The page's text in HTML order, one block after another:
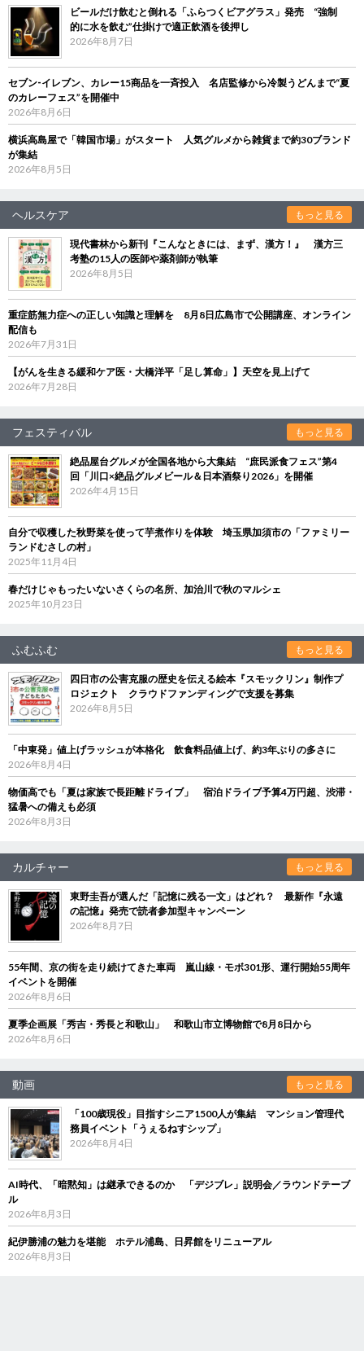
ビールだけ飲むと倒れる「ふらつくビアグラス」発売 “強制
的に水を飲む”仕掛けで適正飲酒を後押し
2026年8月7日
セブン‐イレブン、カレー15商品を一斉投入 名店監修から冷製うどんまで“夏
のカレーフェス”を開催中
2026年8月6日
横浜高島屋で「韓国市場」がスタート 人気グルメから雑貨まで約30ブランド
が集結
2026年8月5日
ヘルスケア もっと見る
現代書林から新刊『こんなときには、まず、漢方！』 漢方三
考塾の15人の医師や薬剤師が執筆
2026年8月5日
重症筋無力症への正しい知識と理解を 8月8日広島市で公開講座、オンライン
配信も
2026年7月31日
【がんを生きる緩和ケア医・大橋洋平「足し算命」】天空を見上げて
2026年7月28日
フェスティバル もっと見る
絶品屋台グルメが全国各地から大集結 “庶民派食フェス”第4
回「川口×絶品グルメビール＆日本酒祭り2026」を開催
2026年4月15日
自分で収穫した秋野菜を使って芋煮作りを体験 埼玉県加須市の「ファミリー
ランドむさしの村」
2025年11月4日
春だけじゃもったいないさくらの名所、加治川で秋のマルシェ
2025年10月23日
ふむふむ もっと見る
四日市の公害克服の歴史を伝える絵本『スモックリン』制作プ
ロジェクト クラウドファンディングで支援を募集
2026年8月5日
「中東発」値上げラッシュが本格化 飲食料品値上げ、約3年ぶりの多さに
2026年8月4日
物価高でも「夏は家族で長距離ドライブ」 宿泊ドライブ予算4万円超、渋滞・
猛暑への備えも必須
2026年8月3日
カルチャー もっと見る
東野圭吾が選んだ「記憶に残る一文」はどれ？ 最新作『永遠
の記憶』発売で読者参加型キャンペーン
2026年8月7日
55年間、京の街を走り続けてきた車両 嵐山線・モボ301形、運行開始55周年
イベントを開催
2026年8月6日
夏季企画展「秀吉・秀長と和歌山」 和歌山市立博物館で8月8日から
2026年8月6日
動画 もっと見る
「100歳現役」目指すシニア1500人が集結 マンション管理代
務員イベント「うぇるねすシップ」
2026年8月4日
AI時代、「暗黙知」は継承できるのか 「デジブレ」説明会／ラウンドテーブ
ル
2026年8月3日
紀伊勝浦の魅力を堪能 ホテル浦島、日昇館をリニューアル
2026年8月3日